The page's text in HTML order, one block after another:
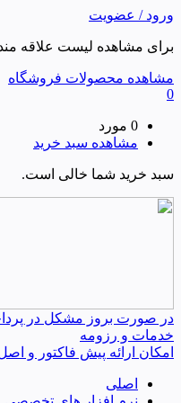
ورود / عضویت
برای مشاهده لیست علاقه
مشاهده محصولات فروشگاه
0
0 مورد
مشاهده سبد خرید
سبد خرید شما خالی است.
در صورت بروز مشکل در
خدمات و رزومه
امکان ارائه پیش فاکتور و
اصلی